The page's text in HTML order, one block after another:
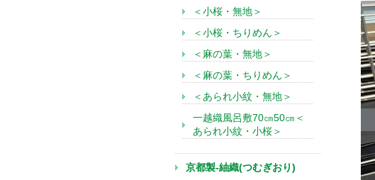
＜小桜・無地＞
＜小桜・ちりめん＞
＜麻の葉・無地＞
＜麻の葉・ちりめん＞
＜あられ小紋・無地＞
一越織風呂敷70㎝50㎝＜
あられ小紋・小桜＞
京都製-紬織(つむぎおり)